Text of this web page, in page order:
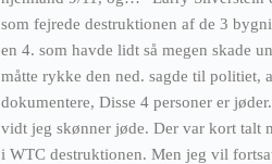
som fejrede destruktionen af de 3
en 4. som havde lidt så megen skade
måtte rykke den ned. sagde til politiet,
dokumentere, Disse 4 personer er
vidt jeg skønner jøde. Der var kort talt
i WTC destruktionen. Men jeg vil